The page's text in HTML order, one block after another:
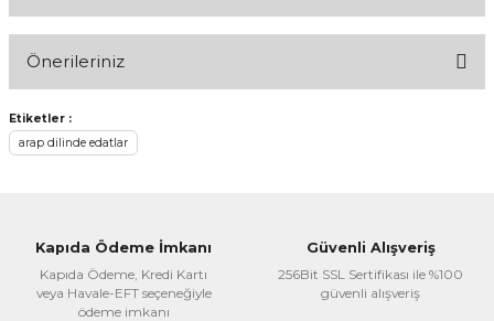
Önerileriniz
Bu ürünün fiyat bilgisi, resim, ürün açıklamalarında ve diğer
konularda yetersiz gördüğünüz noktaları öneri formunu
kullanarak tarafımıza iletebilirsiniz.
Ürün resmi kalitesiz, bozuk veya görüntülenemiyor.
Ürün açıklamasında eksik bilgiler bulunuyor.
Ürün bilgilerinde hatalar bulunuyor.
Etiketler :
arap dilinde edatlar
Kapıda Ödeme İmkanı
Kapıda Ödeme, Kredi Kartı
veya Havale-EFT seçeneğiyle
ödeme imkanı
Güvenli Alışveriş
256Bit SSL Sertifikası ile %100
güvenli alışveriş